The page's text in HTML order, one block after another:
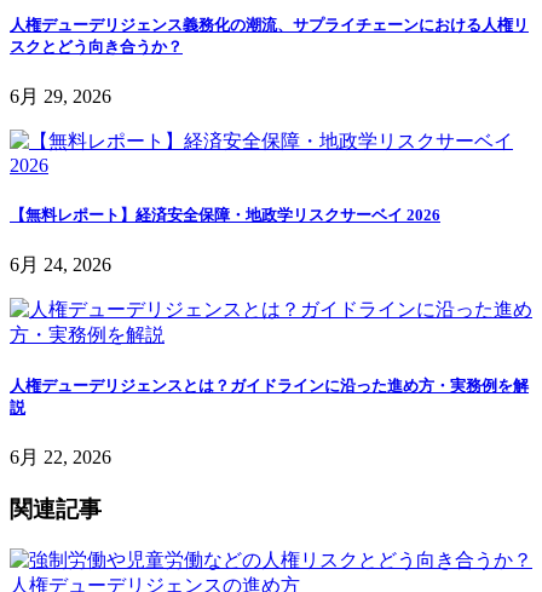
人権デューデリジェンス義務化の潮流、サプライチェーンにおける人権リ
スクとどう向き合うか？
6月 29, 2026
【無料レポート】経済安全保障・地政学リスクサーベイ 2026
6月 24, 2026
人権デューデリジェンスとは？ガイドラインに沿った進め方・実務例を解
説
6月 22, 2026
関連記事